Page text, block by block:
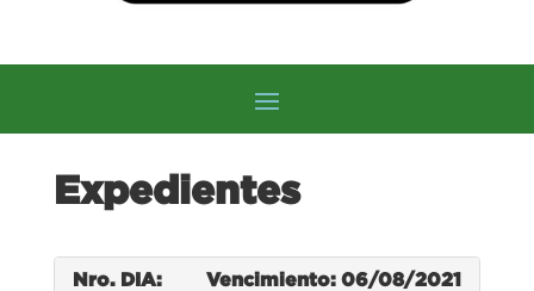
Expedientes
Nro. DIA: Vencimiento: 06/08/2021